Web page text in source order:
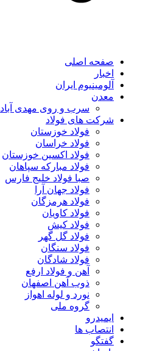
صفحه اصلی
اخبار
آلومینیوم ایران
معدن
سرب و روی مهدی آباد
شرکت های فولاد
فولاد خوزستان
فولاد خراسان
فولاد اکسین خوزستان
فولاد مبارکه سپاهان
صبا فولاد خلیج فارس
فولاد جهان آرا
فولاد هرمزگان
فولاد کاویان
فولاد کیش
فولاد گل گهر
فولاد سنگان
فولاد شادگان
آهن و فولاد ارفع
ذوب آهن اصفهان
نورد و لوله اهواز
گروه ملی
ایمیدرو
انتصاب ها
گفتگو